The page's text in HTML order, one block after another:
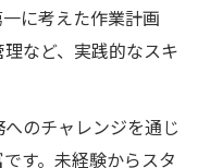
に考えた作業計画
など、実践的なスキ
のチャレンジを通じ
す。未経験からスタ